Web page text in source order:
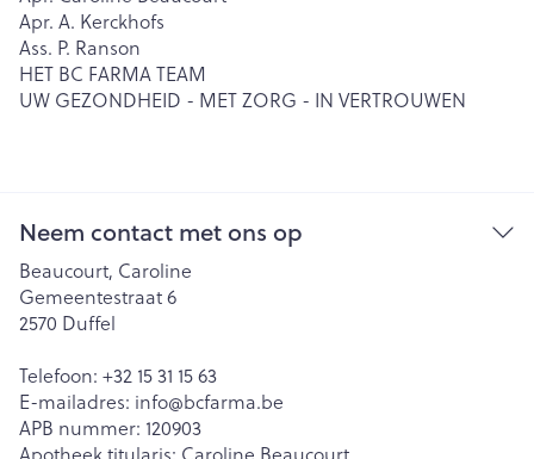
Apr. A. Kerckhofs
Ass. P. Ranson
HET BC FARMA TEAM
UW GEZONDHEID - MET ZORG - IN VERTROUWEN
Neem contact met ons op
Beaucourt, Caroline
Gemeentestraat 6
2570 Duffel
Telefoon: +32 15 31 15 63
E-mailadres: info@bcfarma.be
APB nummer: 120903